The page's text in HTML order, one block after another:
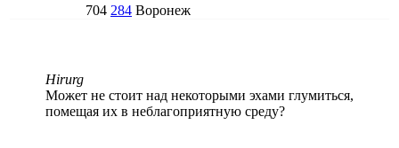
704 284 Воронеж
Hirurg
Может не стоит над некоторыми эхами глумиться,
помещая их в неблагоприятную среду?